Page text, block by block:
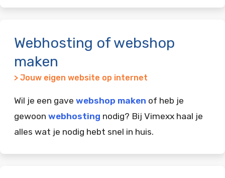
Webhosting of webshop
maken
> Jouw eigen website op internet
Wil je een gave webshop maken of heb je
gewoon webhosting nodig? Bij Vimexx haal je
alles wat je nodig hebt snel in huis.